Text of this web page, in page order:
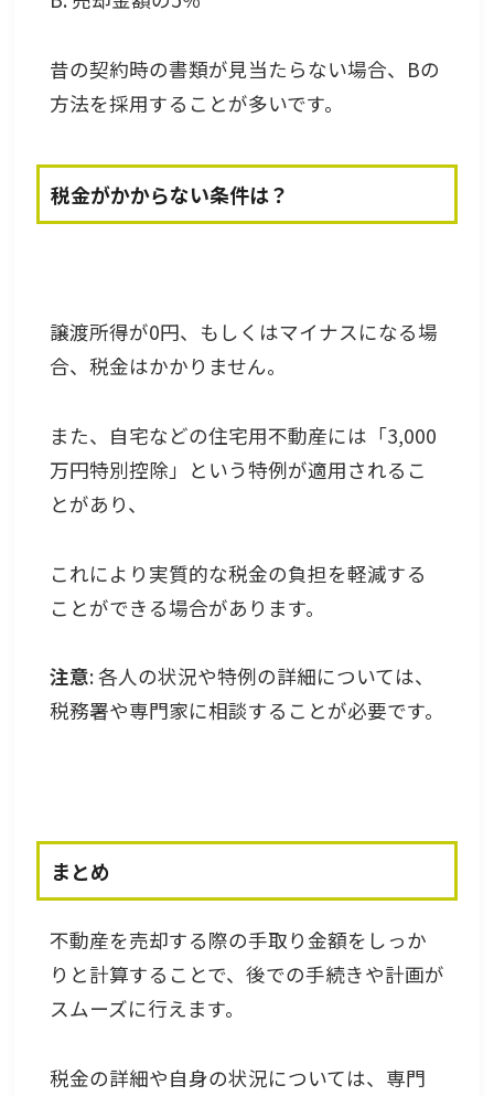
昔の契約時の書類が見当たらない場合、Bの
方法を採用することが多いです。
税金がかからない条件は？
譲渡所得が0円、もしくはマイナスになる場
合、税金はかかりません。
また、自宅などの住宅用不動産には「3,000
万円特別控除」という特例が適用されるこ
とがあり、
これにより実質的な税金の負担を軽減する
ことができる場合があります。
注意: 各人の状況や特例の詳細については、
税務署や専門家に相談することが必要です。
まとめ
不動産を売却する際の手取り金額をしっか
りと計算することで、後での手続きや計画が
スムーズに行えます。
税金の詳細や自身の状況については、専門